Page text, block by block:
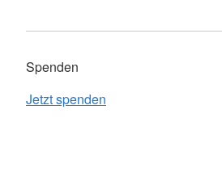
Spenden
Jetzt spenden